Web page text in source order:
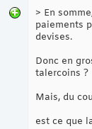
> En
paiements
devises.
Donc en
talercoins ?
Mais, du
est ce que